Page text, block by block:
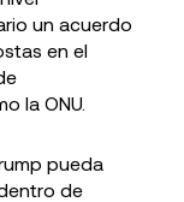
un acuerdo
en el
la ONU.
pueda
de